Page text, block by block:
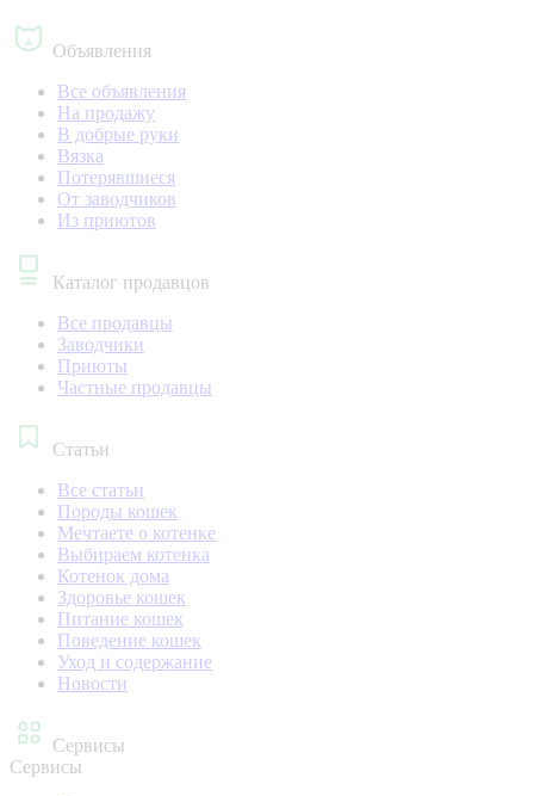
Объявления
Все объявления
На продажу
В добрые руки
Вязка
Потерявшиеся
От заводчиков
Из приютов
Каталог продавцов
Все продавцы
Заводчики
Приюты
Частные продавцы
Статьи
Все статьи
Породы кошек
Мечтаете о котенке
Выбираем котенка
Котенок дома
Здоровье кошек
Питание кошек
Поведение кошек
Уход и содержание
Новости
Сервисы
Сервисы